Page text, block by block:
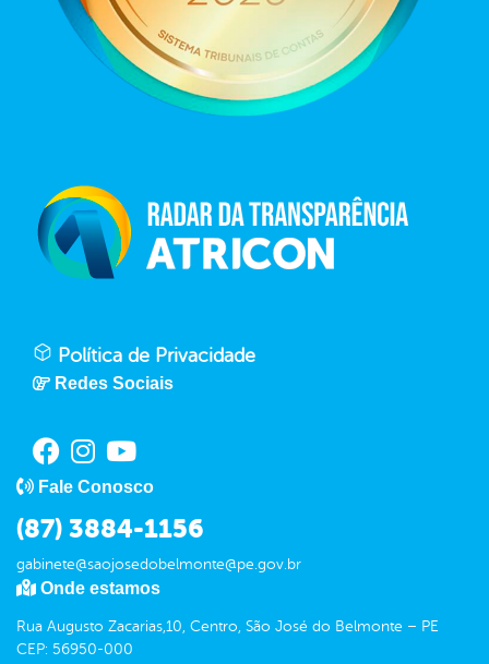
Política de Privacidade
Redes Sociais
Fale Conosco
(87) 3884-1156
gabinete@saojosedobelmonte@pe.gov.br
Onde estamos
Rua Augusto Zacarias,10, Centro, São José do Belmonte – PE
CEP: 56950-000